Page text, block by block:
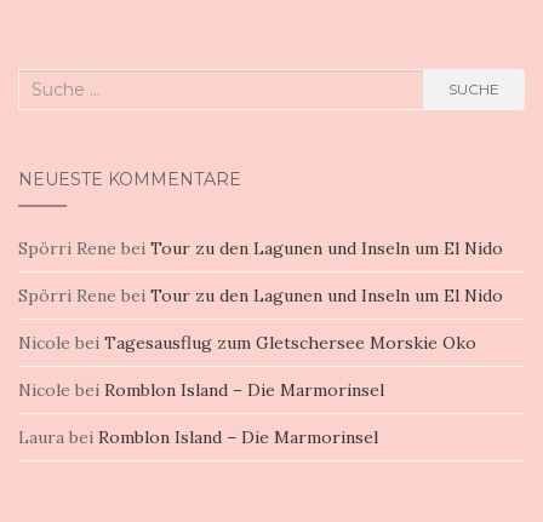
Suche
SUCHE
NEUESTE KOMMENTARE
Spörri Rene bei Tour zu den Lagunen und Inseln um El Nido
Spörri Rene bei Tour zu den Lagunen und Inseln um El Nido
Nicole bei Tagesausflug zum Gletschersee Morskie Oko
Nicole bei Romblon Island – Die Marmorinsel
Laura bei Romblon Island – Die Marmorinsel